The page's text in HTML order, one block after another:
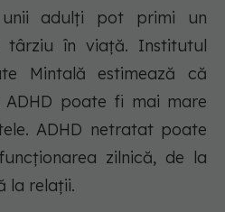
adulți pot primi un
târziu în viață. Institutul
Mintală estimează că
poate fi mai mare
ADHD netratat poate
zilnică, de la
la relații.